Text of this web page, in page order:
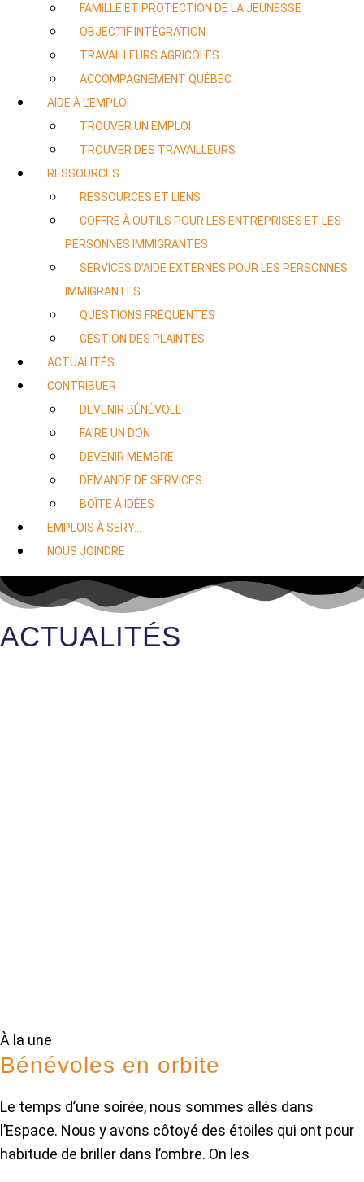
FAMILLE ET PROTECTION DE LA JEUNESSE
OBJECTIF INTÉGRATION
TRAVAILLEURS AGRICOLES
ACCOMPAGNEMENT QUÉBEC
AIDE À L’EMPLOI
TROUVER UN EMPLOI
TROUVER DES TRAVAILLEURS
RESSOURCES
RESSOURCES ET LIENS
COFFRE À OUTILS POUR LES ENTREPRISES ET LES
PERSONNES IMMIGRANTES
SERVICES D’AIDE EXTERNES POUR LES PERSONNES
IMMIGRANTES
QUESTIONS FRÉQUENTES
GESTION DES PLAINTES
ACTUALITÉS
CONTRIBUER
DEVENIR BÉNÉVOLE
FAIRE UN DON
DEVENIR MEMBRE
DEMANDE DE SERVICES
BOÎTE À IDÉES
EMPLOIS À SERY…
NOUS JOINDRE
ACTUALITÉS
À la une
Bénévoles en orbite
Le temps d’une soirée, nous sommes allés dans
l’Espace. Nous y avons côtoyé des étoiles qui ont pour
habitude de briller dans l’ombre. On les